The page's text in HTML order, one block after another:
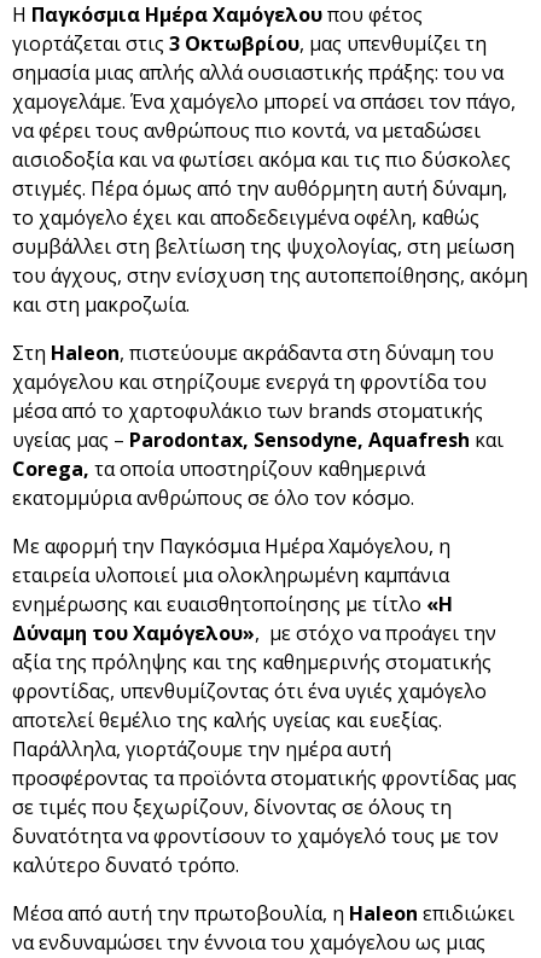
Η Παγκόσμια Ημέρα Χαμόγελουπου φέτος
γιορτάζεται στις 3 Οκτωβρίου, μας υπενθυμίζει τη
σημασία μιας απλής αλλά ουσιαστικής πράξης: του να
χαμογελάμε. Ένα χαμόγελο μπορεί να σπάσει τον πάγο,
να φέρει τους ανθρώπους πιο κοντά, να μεταδώσει
αισιοδοξία και να φωτίσει ακόμα και τις πιο δύσκολες
στιγμές. Πέρα όμως από την αυθόρμητη αυτή δύναμη,
το χαμόγελο έχει και αποδεδειγμένα οφέλη, καθώς
συμβάλλει στη βελτίωση της ψυχολογίας, στη μείωση
του άγχους, στην ενίσχυση της αυτοπεποίθησης, ακόμη
και στη μακροζωία.
Στη Haleon, πιστεύουμε ακράδαντα στη δύναμη του
χαμόγελου και στηρίζουμε ενεργά τη φροντίδα του
μέσα από το χαρτοφυλάκιο των brands στοματικής
υγείας μας – Parodontax, Sensodyne, Aquafresh και
Corega, τα οποία υποστηρίζουν καθημερινά
εκατομμύρια ανθρώπους σε όλο τον κόσμο.
Με αφορμή την Παγκόσμια Ημέρα Χαμόγελου, η
εταιρεία υλοποιεί μια ολοκληρωμένη καμπάνια
ενημέρωσης και ευαισθητοποίησης με τίτλο «Η
Δύναμη του Χαμόγελου», με στόχο να προάγει την
αξία της πρόληψης και της καθημερινής στοματικής
φροντίδας, υπενθυμίζοντας ότι ένα υγιές χαμόγελο
αποτελεί θεμέλιο της καλής υγείας και ευεξίας.
Παράλληλα, γιορτάζουμε την ημέρα αυτή
προσφέροντας τα προϊόντα στοματικής φροντίδας μας
σε τιμές που ξεχωρίζουν, δίνοντας σε όλους τη
δυνατότητα να φροντίσουν το χαμόγελό τους με τον
καλύτερο δυνατό τρόπο.
Μέσα από αυτή την πρωτοβουλία, η Haleon επιδιώκει
να ενδυναμώσει την έννοια του χαμόγελου ως μιας